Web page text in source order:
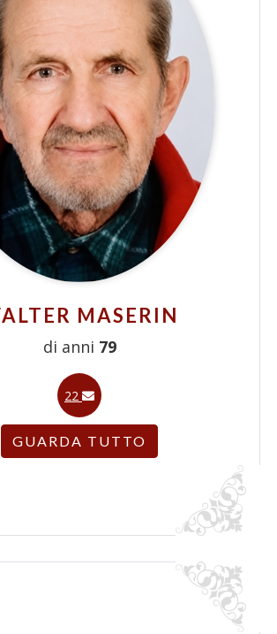
MASERIN
di anni 79
22
GUARDA TUTTO